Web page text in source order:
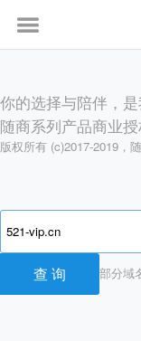
你的选择与陪伴，
随商系列产品商业
版权所有 (c)2017-2019，
部分域